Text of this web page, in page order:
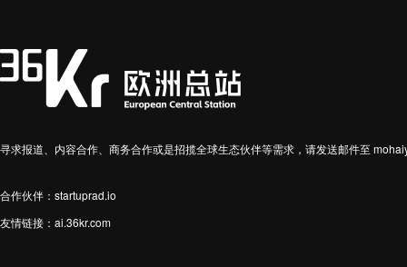
寻求报道、内容合作、商务合作或是招揽全球生态伙伴等需求，请发送邮件至
合作伙伴：startuprad.io
友情链接： ai.36kr.com